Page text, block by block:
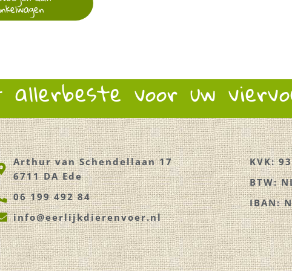
allerbeste voor uw
Arthur van Schendellaan 17
6711 DA Ede
06 199 492 84
info@eerlijkdierenvoer.nl
KVK:
BTW:
IBAN: